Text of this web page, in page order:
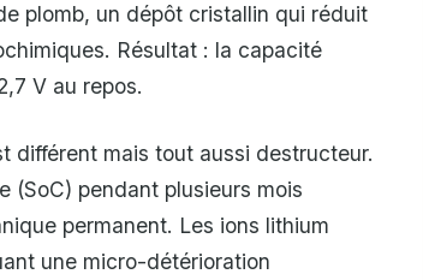
plomb, un dépôt cristallin qui réduit
Résultat : la capacité
V au repos.
différent mais tout aussi destructeur.
(SoC) pendant plusieurs mois
permanent. Les ions lithium
une micro-détérioration